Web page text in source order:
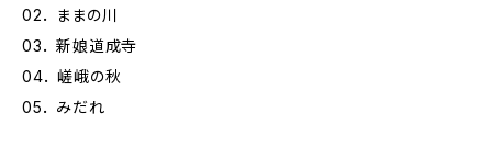
02． ままの川
03． 新娘道成寺
04． 嵯峨の秋
05． みだれ